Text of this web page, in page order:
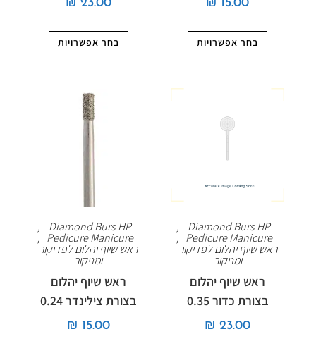
₪ 15.00
בחר אפשרויות
₪ 23.00
בחר אפשרויות
Diamond Burs HP
,
Pedicure Manicure
,
ראש שיוף יהלום לפדיקור
ומניקור
ראש שיוף יהלום
בצורת כדור 0.35
₪ 23.00
Diamond Burs HP
,
Pedicure Manicure
,
ראש שיוף יהלום לפדיקור
ומניקור
ראש שיוף יהלום
בצורת צילינדר 0.24
₪ 15.00